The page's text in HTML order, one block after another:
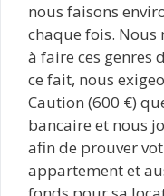
nous faisons
chaque fois. Nous
à faire ces genres
ce fait, nous
Caution (600 €)
bancaire et nous
afin de prouver
appartement et